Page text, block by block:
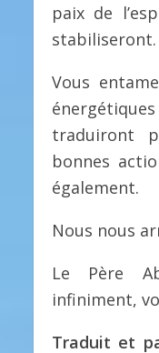
paix de
stabiliseront.
Vous
traduiront
bonnes
également.
Nous nous
Le Père
infiniment,
Traduit et